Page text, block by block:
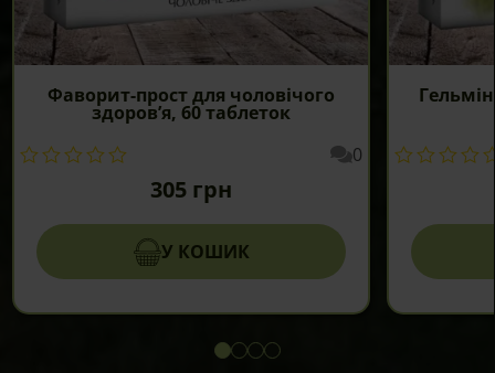
Фаворит-прост для чоловічого
здоров’я, 60 таблеток
0
305 грн
У КОШИК